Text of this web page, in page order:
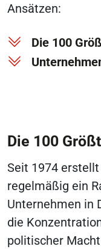
Ansätzen:
Die 100
Die 100
Seit 1974
regelmäßig ein
Unternehmen in
die
politischer